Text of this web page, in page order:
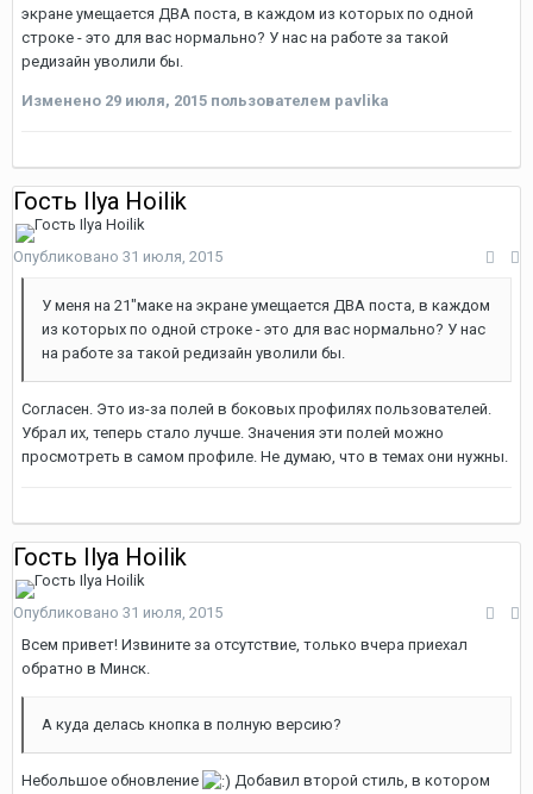
экране умещается ДВА поста, в каждом из которых по одной
строке - это для вас нормально? У нас на работе за такой
редизайн уволили бы.
Изменено 29 июля, 2015 пользователем pavlika
Гость Ilya Hoilik
Опубликовано 31 июля, 2015
У меня на 21"маке на экране умещается ДВА поста, в каждом
из которых по одной строке - это для вас нормально? У нас
на работе за такой редизайн уволили бы.
Согласен. Это из-за полей в боковых профилях пользователей.
Убрал их, теперь стало лучше. Значения эти полей можно
просмотреть в самом профиле. Не думаю, что в темах они нужны.
Гость Ilya Hoilik
Опубликовано 31 июля, 2015
Всем привет! Извините за отсутствие, только вчера приехал
обратно в Минск.
А куда делась кнопка в полную версию?
Небольшое обновление
Добавил второй стиль, в котором